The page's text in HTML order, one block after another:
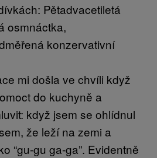
Pětadvacetiletá
osmnáctka,
konzervativní
mi došla ve chvíli když
do kuchyně a
když jsem se ohlídnul
že leží na zemi a
“gu-gu ga-ga”. Evidentně